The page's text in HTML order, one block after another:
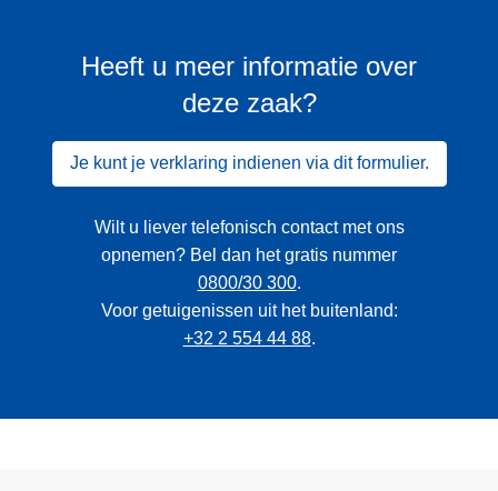
Heeft u meer informatie over
deze zaak?
Je kunt je verklaring indienen via dit formulier.
Wilt u liever telefonisch contact met ons
opnemen? Bel dan het gratis nummer
0800/30 300.
Voor getuigenissen uit het buitenland:
+32 2 554 44 88.